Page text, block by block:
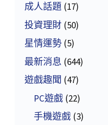
成人話題 (17)
投資理財 (50)
星情運勢 (5)
最新消息 (644)
遊戲趣聞 (47)
PC遊戲 (22)
手機遊戲 (3)